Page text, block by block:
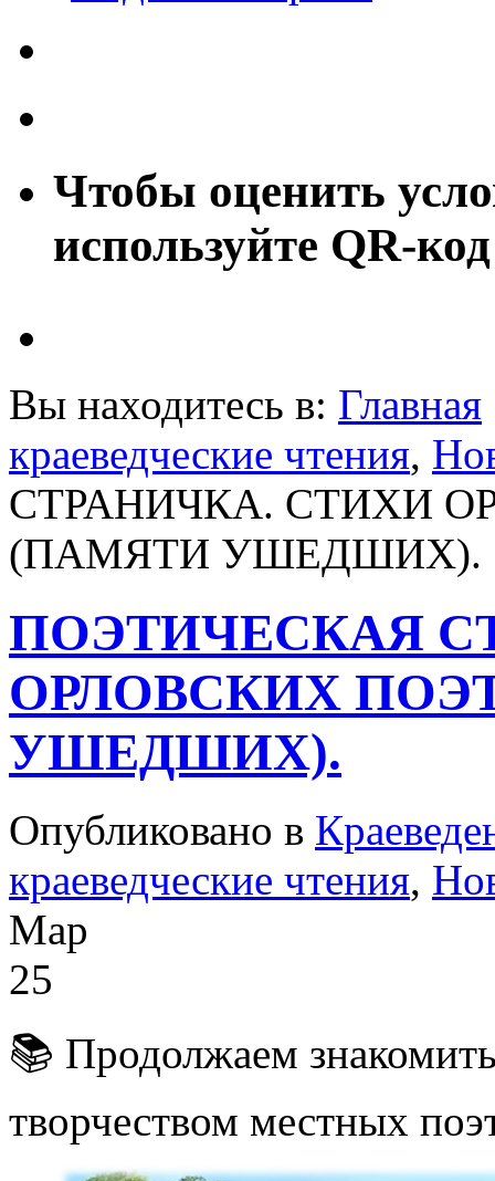
Чтобы оценить
используйте QR-код
Вы находитесь в: Главная
краеведческие чтения,
СТРАНИЧКА. СТИХИ
(ПАМЯТИ УШЕДШИХ).
ПОЭТИЧЕСКАЯ
ОРЛОВСКИХ
УШЕДШИХ).
Опубликовано в
краеведческие чтения,
Мар
25
📚 Продолжаем
творчеством местных